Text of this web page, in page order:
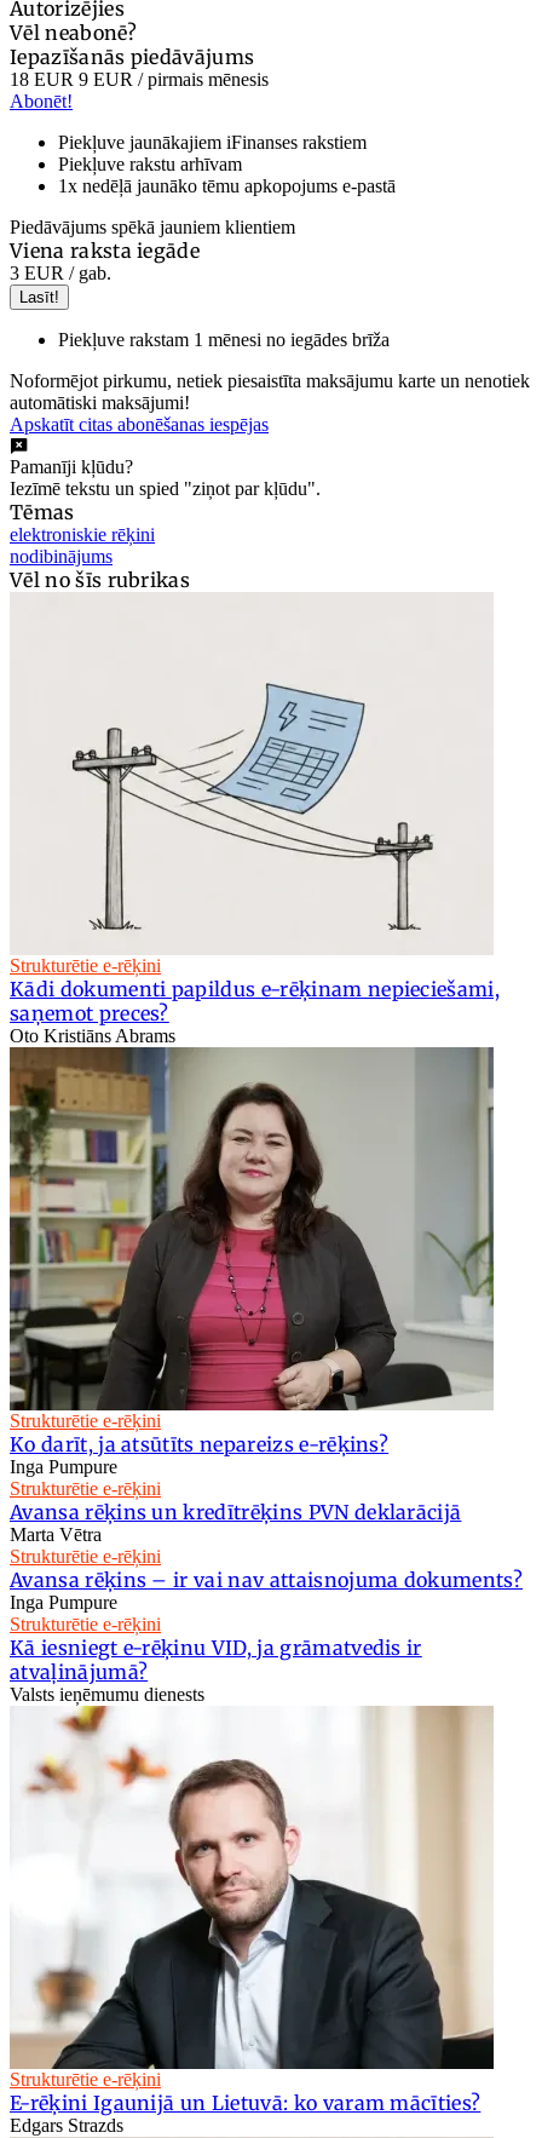
Autorizējies
Vēl neabonē?
Iepazīšanās piedāvājums
18 EUR 9 EUR / pirmais mēnesis
Abonēt!
Piekļuve jaunākajiem iFinanses rakstiem
Piekļuve rakstu arhīvam
1x nedēļā jaunāko tēmu apkopojums e-pastā
Piedāvājums spēkā jauniem klientiem
Viena raksta iegāde
3 EUR / gab.
Lasīt!
Piekļuve rakstam 1 mēnesi no iegādes brīža
Noformējot pirkumu, netiek piesaistīta maksājumu karte un nenotiek
automātiski maksājumi!
Apskatīt citas abonēšanas iespējas
Pamanīji kļūdu?
Iezīmē tekstu un spied "ziņot par kļūdu".
Tēmas
elektroniskie rēķini
nodibinājums
Vēl no šīs rubrikas
Strukturētie e-rēķini
Kādi dokumenti papildus e-rēķinam nepieciešami,
saņemot preces?
Oto Kristiāns Abrams
Strukturētie e-rēķini
Ko darīt, ja atsūtīts nepareizs e-rēķins?
Inga Pumpure
Strukturētie e-rēķini
Avansa rēķins un kredītrēķins PVN deklarācijā
Marta Vētra
Strukturētie e-rēķini
Avansa rēķins – ir vai nav attaisnojuma dokuments?
Inga Pumpure
Strukturētie e-rēķini
Kā iesniegt e-rēķinu VID, ja grāmatvedis ir
atvaļinājumā?
Valsts ieņēmumu dienests
Strukturētie e-rēķini
E-rēķini Igaunijā un Lietuvā: ko varam mācīties?
Edgars Strazds